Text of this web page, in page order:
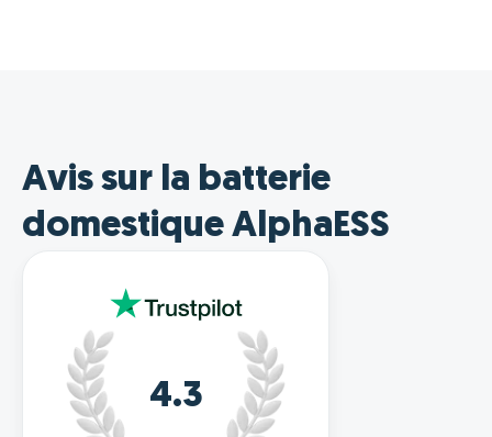
Avis sur la batterie
domestique AlphaESS
4.3